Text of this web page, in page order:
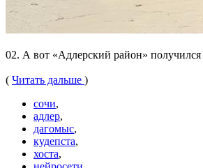
02. А вот «Адлерский район»
( Читать дальше )
сочи,
адлер,
дагомыс,
кудепста,
хоста,